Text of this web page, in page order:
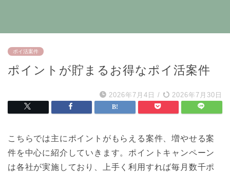
ポイ活案件
ポイントが貯まるお得なポイ活案件
2026年7月4日 / 2026年7月30日
こちらでは主にポイントがもらえる案件、増やせる案
件を中心に紹介していきます。ポイントキャンペーン
は各社が実施しており、上手く利用すれば毎月数千ポ